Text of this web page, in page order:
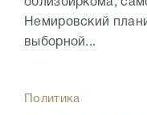
облизбиркома,
Немировский
выборной...
Политика